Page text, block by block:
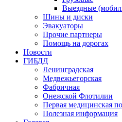
Выездные
Шины и диски
Эвакуаторы
Прочие партнеры
Помощь на дорогах
Новости
ГИБДД
Ленинградская
Медвежьегорская
Фабричная
Онежской Флотилии
Первая медицинская
Полезная информация